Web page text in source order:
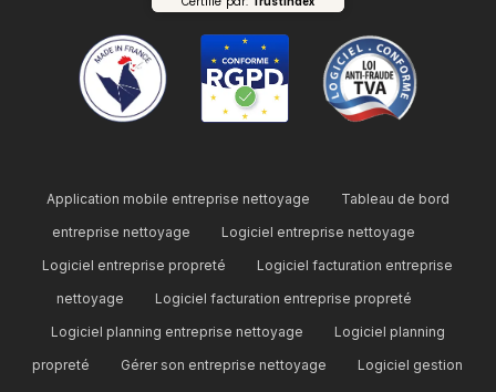
Application mobile entreprise nettoyage
Tableau de bord
entreprise nettoyage
Logiciel entreprise nettoyage
Logiciel entreprise propreté
Logiciel facturation entreprise
nettoyage
Logiciel facturation entreprise propreté
Logiciel planning entreprise nettoyage
Logiciel planning
propreté
Gérer son entreprise nettoyage
Logiciel gestion